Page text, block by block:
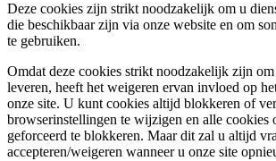
Deze cookies zijn strikt noodzakelijk om u
die beschikbaar zijn via onze website en om
te gebruiken.
Omdat deze cookies strikt noodzakelijk zijn
leveren, heeft het weigeren ervan invloed op
onze site. U kunt cookies altijd blokkeren of
browserinstellingen te wijzigen en alle cookies
geforceerd te blokkeren. Maar dit zal u altijd
accepteren/weigeren wanneer u onze site